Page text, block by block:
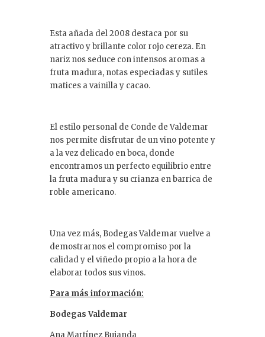
Esta añada del 2008 destaca por su
atractivo y brillante color rojo cereza. En
nariz nos seduce con intensos aromas a
fruta madura, notas especiadas y sutiles
matices a vainilla y cacao.
El estilo personal de Conde de Valdemar
nos permite disfrutar de un vino potente y
a la vez delicado en boca, donde
encontramos un perfecto equilibrio entre
la fruta madura y su crianza en barrica de
roble americano.
Una vez más, Bodegas Valdemar vuelve a
demostrarnos el compromiso por la
calidad y el viñedo propio a la hora de
elaborar todos sus vinos.
Para más información:
Bodegas Valdemar
Ana Martínez Bujanda